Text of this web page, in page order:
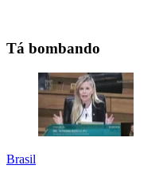
Tá bombando
Brasil